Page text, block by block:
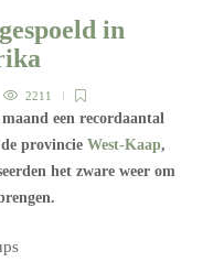
in
2211
een recordaantal
provincie West-Kaap,
het zware weer om